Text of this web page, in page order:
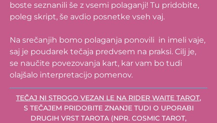
boste seznanili še z vsemi polaganji! Tu pridobite,
poleg skript, še avdio posnetke vseh vaj.
Na srečanjih bomo polaganja ponovili in imeli vaje,
saj je poudarek tečaja predvsem na praksi. Cilj je,
se naučite povezovanja kart, kar vam bo tudi
olajšalo interpretacijo pomenov.
TEČAJ NI STROGO VEZAN LE NA RIDER WAITE TAROT,
S TEČAJEM PRIDOBITE ZNANJE TUDI O UPORABI
DRUGIH VRST TAROTA (NPR. COSMIC TAROT,